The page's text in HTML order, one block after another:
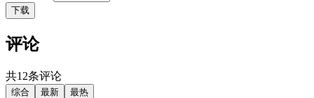
下载
评论
共12条评论
综合 最新 最热